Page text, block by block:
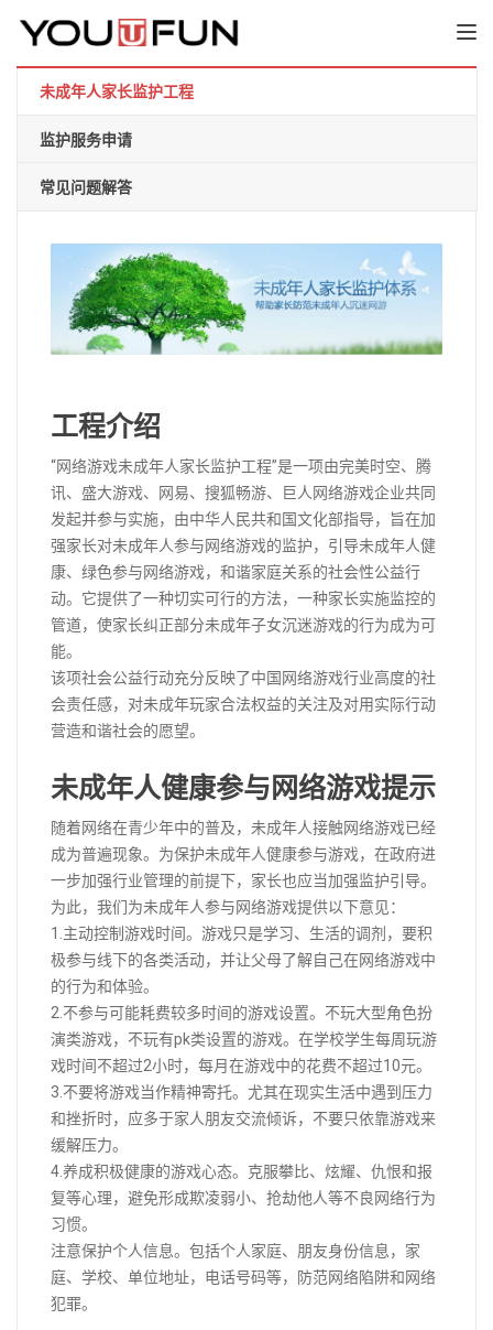
未成年人家长监护工程
监护服务申请
常见问题解答
工程介绍
“网络游戏未成年人家长监护工程”是一项由完美时空、腾
讯、盛大游戏、网易、搜狐畅游、巨人网络游戏企业共同
发起并参与实施，由中华人民共和国文化部指导，旨在加
强家长对未成年人参与网络游戏的监护，引导未成年人健
康、绿色参与网络游戏，和谐家庭关系的社会性公益行
动。它提供了一种切实可行的方法，一种家长实施监控的
管道，使家长纠正部分未成年子女沉迷游戏的行为成为可
能。
该项社会公益行动充分反映了中国网络游戏行业高度的社
会责任感，对未成年玩家合法权益的关注及对用实际行动
营造和谐社会的愿望。
未成年人健康参与网络游戏提示
随着网络在青少年中的普及，未成年人接触网络游戏已经
成为普遍现象。为保护未成年人健康参与游戏，在政府进
一步加强行业管理的前提下，家长也应当加强监护引导。
为此，我们为未成年人参与网络游戏提供以下意见：
1.主动控制游戏时间。游戏只是学习、生活的调剂，要积
极参与线下的各类活动，并让父母了解自己在网络游戏中
的行为和体验。
2.不参与可能耗费较多时间的游戏设置。不玩大型角色扮
演类游戏，不玩有pk类设置的游戏。在学校学生每周玩游
戏时间不超过2小时，每月在游戏中的花费不超过10元。
3.不要将游戏当作精神寄托。尤其在现实生活中遇到压力
和挫折时，应多于家人朋友交流倾诉，不要只依靠游戏来
缓解压力。
4.养成积极健康的游戏心态。克服攀比、炫耀、仇恨和报
复等心理，避免形成欺凌弱小、抢劫他人等不良网络行为
习惯。
注意保护个人信息。包括个人家庭、朋友身份信息，家
庭、学校、单位地址，电话号码等，防范网络陷阱和网络
犯罪。